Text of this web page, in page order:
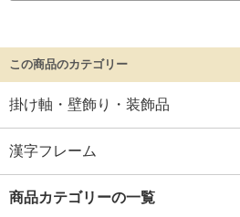
この商品のカテゴリー
掛け軸・壁飾り・装飾品
漢字フレーム
商品カテゴリーの一覧